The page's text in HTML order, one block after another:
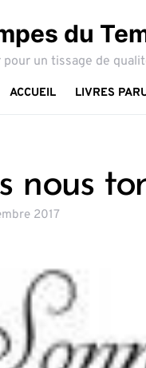
du
un tissage de
ACCUEIL LIVRES
nous
2017